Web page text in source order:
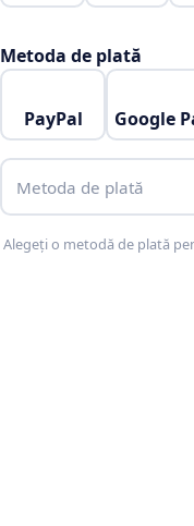
Metoda de plată
PayPal Google
Metoda de plată
Alegeți o metodă de plată